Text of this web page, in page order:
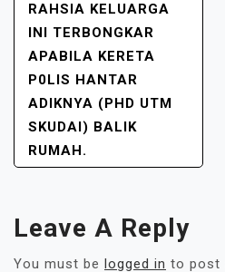
POST
NAVIGATION
RAHSIA KELUARGA
INI TERBONGKAR
APABILA KERETA
P0LIS HANTAR
ADIKNYA (PHD UTM
SKUDAI) BALIK
RUMAH.
Leave A Reply
You must be logged in to post